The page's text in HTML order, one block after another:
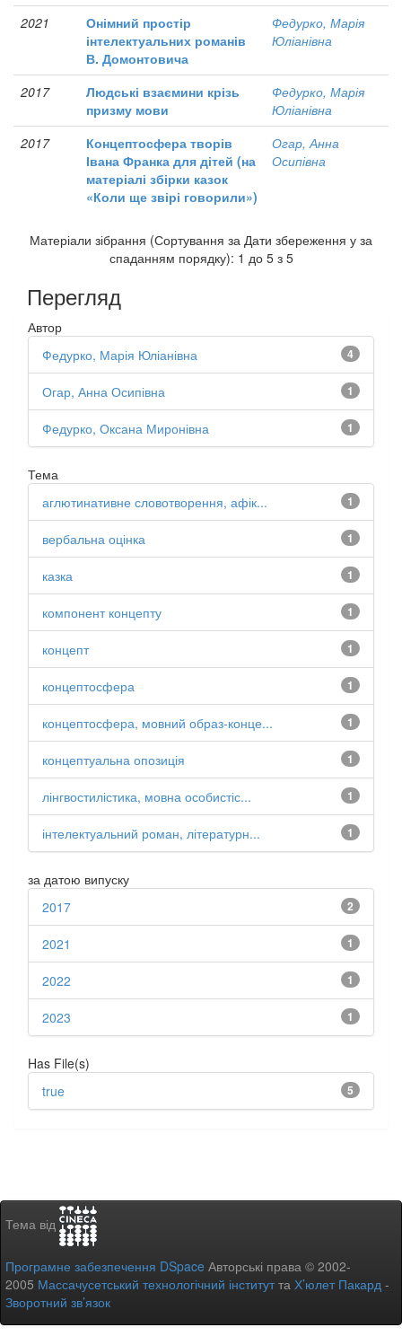
2021
Онімний простір
інтелектуальних романів
В. Домонтовича
Федурко, Марія
Юліанівна
2017
Людські взаємини крізь
призму мови
Федурко, Марія
Юліанівна
2017
Концептосфера творів
Івана Франка для дітей (на
матеріалі збірки казок
«Коли ще звірі говорили»)
Огар, Анна
Осипівна
Матеріали зібрання (Сортування за Дати збереження у за
спаданням порядку): 1 до 5 з 5
Перегляд
Автор
4
Федурко, Марія Юліанівна
1
Огар, Анна Осипівна
1
Федурко, Оксана Миронівна
Тема
1
аглютинативне словотворення, афік...
1
вербальна оцінка
1
казка
1
компонент концепту
1
концепт
1
концептосфера
1
концептосфера, мовний образ-конце...
1
концептуальна опозиція
1
лінгвостилістика, мовна особистіс...
1
інтелектуальний роман, літературн...
за датою випуску
2
2017
1
2021
1
2022
1
2023
Has File(s)
5
true
Тема від
Програмне забезпечення DSpace Авторські права © 2002-
2005 Массачусетський технологічний інститутта Х’юлет Пакард -
Зворотний зв’язок